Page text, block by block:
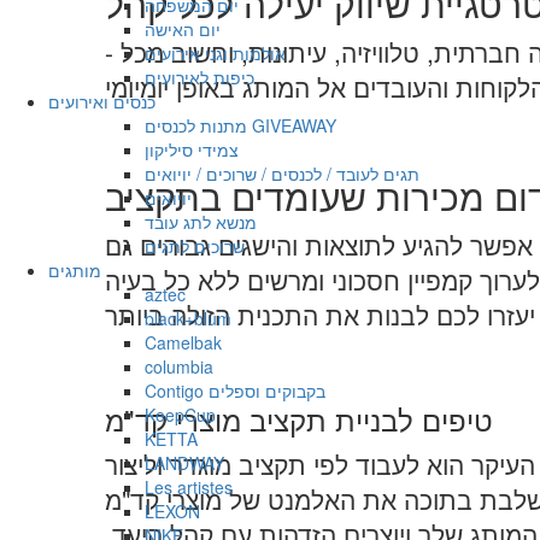
יום המשפחה
יום האישה
אולמות וגני אירועים
כיפות לאירועים
כנסים ואירועים
מתנות לכנסים GIVEAWAY
צמידי סיליקון
תגים לעובד / לכנסים / שרוכים / יויואים
יויואים
מנשא לתג עובד
שרוכים לתגים
מותגים
aztec
black+blum
Camelbak
columbia
Contigo בקבוקים וספלים
KeepCup
KETTA
LANDWAY
Les artistes
LEXON
NIKE
טלוויזיה, עיתונות, וחשוב מכל -
להגיע לתוצאות והישגים גבוהים גם
טיפים לבניית תקציב מוצרי קד"מ
הוא לעבוד לפי תקציב מוגדר וליצור